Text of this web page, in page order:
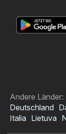
Andere Länder:
Deutschland
Italia Lietuva